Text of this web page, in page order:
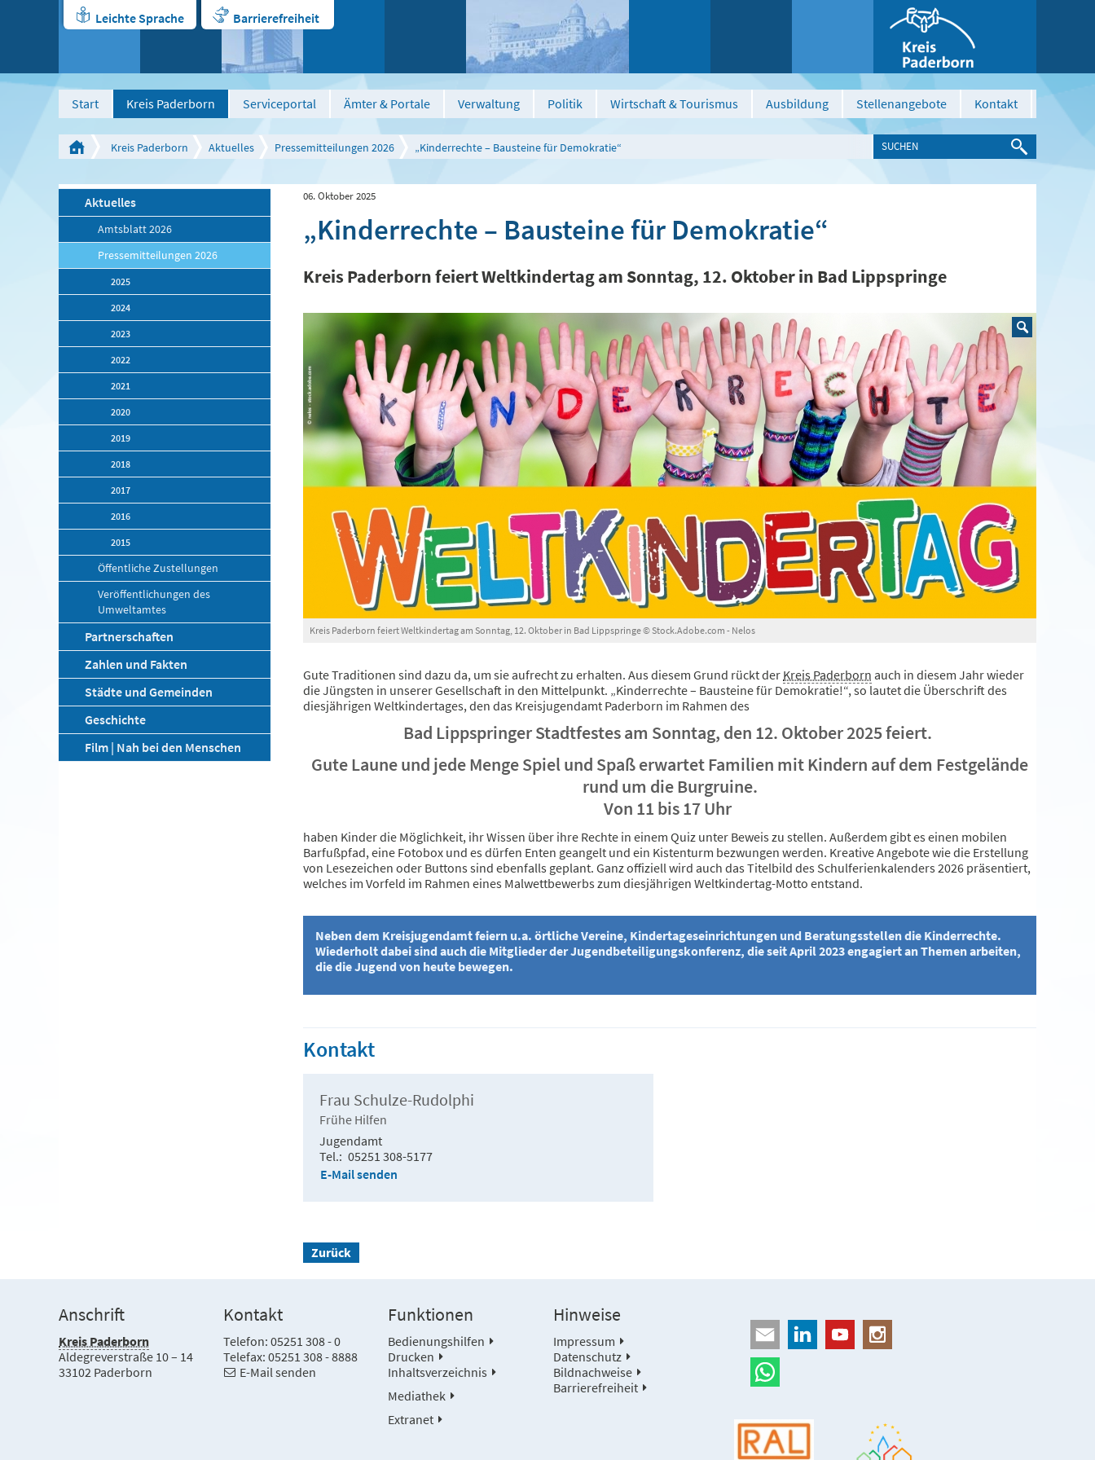
Leichte Sprache Barrierefreiheit
Start Kreis Paderborn Serviceportal Ämter & Portale Verwaltung Politik Wirtschaft & Tourismus Ausbildung Stellenangebote Kontakt
Kreis Paderborn Aktuelles Pressemitteilungen 2026 „Kinderrechte – Bausteine für Demokratie“
Aktuelles
Amtsblatt 2026
Pressemitteilungen 2026
2025
2024
2023
2022
2021
2020
2019
2018
2017
2016
2015
Öffentliche Zustellungen
Veröffentlichungen des
Umweltamtes
Partnerschaften
Zahlen und Fakten
Städte und Gemeinden
Geschichte
Film | Nah bei den Menschen
06. Oktober 2025
„Kinderrechte – Bausteine für Demokratie“
Kreis Paderborn feiert Weltkindertag am Sonntag, 12. Oktober in Bad Lippspringe
Kreis Paderborn feiert Weltkindertag am Sonntag, 12. Oktober in Bad Lippspringe © Stock.Adobe.com - Nelos
Gute Traditionen sind dazu da, um sie aufrecht zu erhalten. Aus diesem Grund rückt der Kreis Paderborn auch in diesem Jahr wieder
die Jüngsten in unserer Gesellschaft in den Mittelpunkt. „Kinderrechte – Bausteine für Demokratie!“, so lautet die Überschrift des
diesjährigen Weltkindertages, den das Kreisjugendamt Paderborn im Rahmen des
Bad Lippspringer Stadtfestes am Sonntag, den 12. Oktober 2025 feiert.
Gute Laune und jede Menge Spiel und Spaß erwartet Familien mit Kindern auf dem Festgelände
rund um die Burgruine.
Von 11 bis 17 Uhr
haben Kinder die Möglichkeit, ihr Wissen über ihre Rechte in einem Quiz unter Beweis zu stellen. Außerdem gibt es einen mobilen
Barfußpfad, eine Fotobox und es dürfen Enten geangelt und ein Kistenturm bezwungen werden. Kreative Angebote wie die Erstellung
von Lesezeichen oder Buttons sind ebenfalls geplant. Ganz offiziell wird auch das Titelbild des Schulferienkalenders 2026 präsentiert,
welches im Vorfeld im Rahmen eines Malwettbewerbs zum diesjährigen Weltkindertag-Motto entstand.
Neben dem Kreisjugendamt feiern u.a. örtliche Vereine, Kindertageseinrichtungen und Beratungsstellen die Kinderrechte.
Wiederholt dabei sind auch die Mitglieder der Jugendbeteiligungskonferenz, die seit April 2023 engagiert an Themen arbeiten,
die die Jugend von heute bewegen.
Kontakt
Frau Schulze-Rudolphi
Frühe Hilfen
Jugendamt
Tel. 05251 308-5177
E-Mail senden
Zurück
Anschrift
Kreis Paderborn
Aldegreverstraße 10 – 14
33102 Paderborn
Kontakt
Telefon: 05251 308 - 0
Telefax: 05251 308 - 8888
E-Mail senden
Funktionen
Bedienungshilfen
Drucken
Inhaltsverzeichnis
Mediathek
Extranet
Hinweise
Impressum
Datenschutz
Bildnachweise
Barrierefreiheit